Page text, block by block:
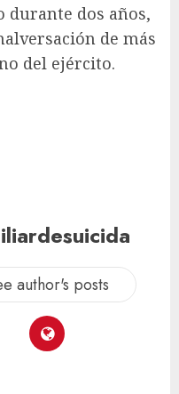
durante dos años,
de más
del ejército.
author's posts